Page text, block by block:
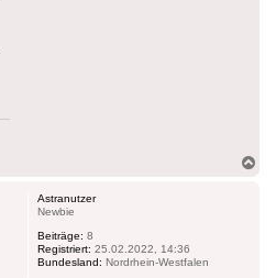
Astranutzer
Newbie
Beiträge: 8
Registriert: 25.02.2022, 14:36
Bundesland: Nordrhein-Westfalen